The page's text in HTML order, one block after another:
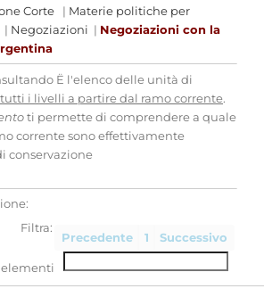
Corte | Materie politiche per
| Negoziazioni | Negoziazioni con la
Ë l'elenco delle unità di
i livelli a partire dal ramo corrente.
ti permette di comprendere a quale
corrente sono effettivamente
conservazione
Precedente 1 Successivo
elementi
Filtra: